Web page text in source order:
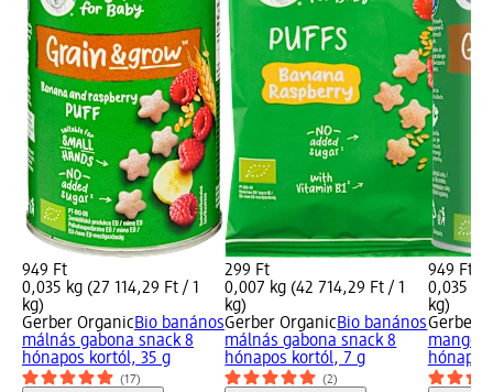
949 Ft
0,035 kg (27 114,29 Ft / 1
kg)
Gerber OrganicBio banános
málnás gabona snack 8
hónapos kortól, 35 g
(17)
299 Ft
0,007 kg (42 714,29 Ft / 1
kg)
Gerber OrganicBio banános
málnás gabona snack 8
hónapos kortól, 7 g
(2)
949 Ft
0,035 kg
kg)
Gerber
mangós